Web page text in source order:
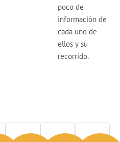
poco de
información de
cada uno de
ellos y su
recorrido.